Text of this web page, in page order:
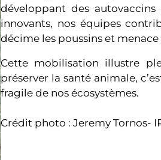
développant des
innovants, nos équipes
décime les poussins et
Cette mobilisation illustre
préserver la santé animale,
fragile de nos écosystèmes.
Crédit photo : Jeremy Tornos-